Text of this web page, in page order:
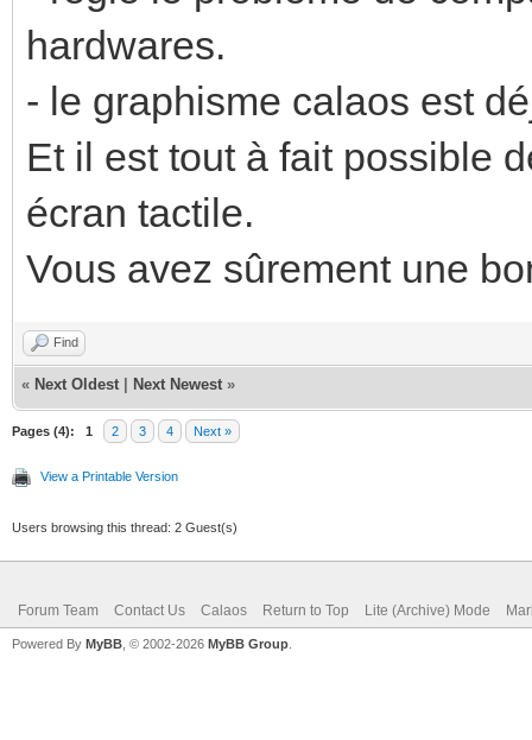
hardwares.
- le graphisme calaos est
Et il est tout à fait possible
écran tactile.
Vous avez sûrement une
Find
« Next Oldest Next Newest »
Pages (4): 1 2 3 4 Next »
View a Printable Version
Users browsing this thread: 2 Guest(s)
Forum Team Contact Us Calaos Return to Top Lite (Archive) Mode
Powered By MyBB , © 2002-2026 MyBB Group